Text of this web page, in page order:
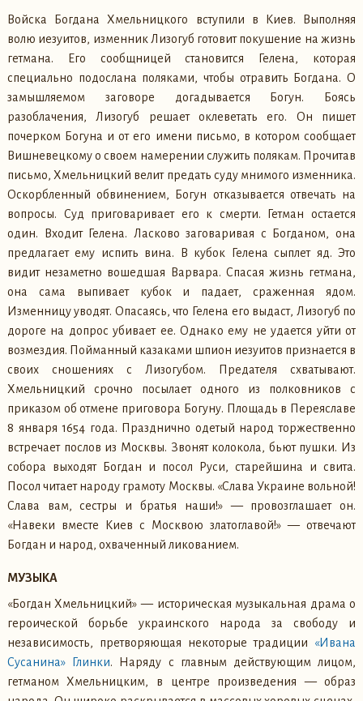
Войска Богдана Хмельницкого вступили в Киев. Выполняя
волю иезуитов, изменник Лизогуб готовит покушение на жизнь
гетмана. Его сообщницей становится Гелена, которая
специально подослана поляками, чтобы отравить Богдана. О
замышляемом заговоре догадывается Богун. Боясь
разоблачения, Лизогуб решает оклеветать его. Он пишет
почерком Богуна и от его имени письмо, в котором сообщает
Вишневецкому о своем намерении служить полякам. Прочитав
письмо, Хмельницкий велит предать суду мнимого изменника.
Оскорбленный обвинением, Богун отказывается отвечать на
вопросы. Суд приговаривает его к смерти. Гетман остается
один. Входит Гелена. Ласково заговаривая с Богданом, она
предлагает ему испить вина. В кубок Гелена сыплет яд. Это
видит незаметно вошедшая Варвара. Спасая жизнь гетмана,
она сама выпивает кубок и падает, сраженная ядом.
Изменницу уводят. Опасаясь, что Гелена его выдаст, Лизогуб по
дороге на допрос убивает ее. Однако ему не удается уйти от
возмездия. Пойманный казаками шпион иезуитов признается в
своих сношениях с Лизогубом. Предателя схватывают.
Хмельницкий срочно посылает одного из полковников с
приказом об отмене приговора Богуну. Площадь в Переяславе
8 января 1654 года. Празднично одетый народ торжественно
встречает послов из Москвы. Звонят колокола, бьют пушки. Из
собора выходят Богдан и посол Руси, старейшина и свита.
Посол читает народу грамоту Москвы. «Слава Украине вольной!
Слава вам, сестры и братья наши!» — провозглашает он.
«Навеки вместе Киев с Москвою златоглавой!» — отвечают
Богдан и народ, охваченный ликованием.
МУЗЫКА
«Богдан Хмельницкий» — историческая музыкальная драма о
героической борьбе украинского народа за свободу и
независимость, претворяющая некоторые традиции «Ивана
Сусанина»
Глинки. Наряду с главным действующим лицом,
гетманом Хмельницким, в центре произведения — образ